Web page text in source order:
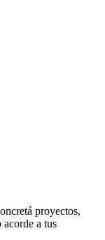
proyectos,
a tus